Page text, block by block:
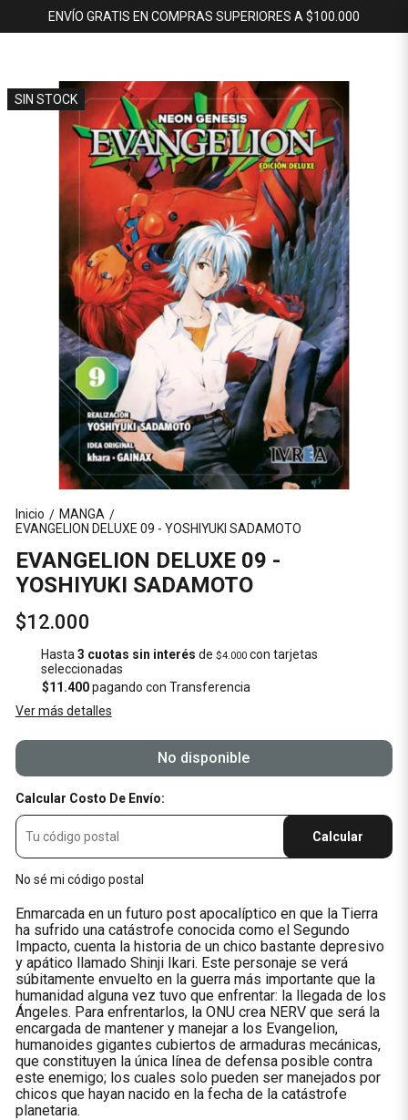
ENVÍO GRATIS EN COMPRAS SUPERIORES A $100.000
SIN STOCK
Inicio / MANGA /
EVANGELION DELUXE 09 - YOSHIYUKI SADAMOTO
EVANGELION DELUXE 09 -
YOSHIYUKI SADAMOTO
$12.000
Hasta3 cuotas sin interés de$4.000 con tarjetas
seleccionadas
$11.400pagando con Transferencia
Ver más detalles
No disponible
Calcular Costo De Envío:
Calcular
No sé mi código postal
Enmarcada en un futuro post apocalíptico en que la Tierra
ha sufrido una catástrofe conocida como el Segundo
Impacto, cuenta la historia de un chico bastante depresivo
y apático llamado Shinji Ikari. Este personaje se verá
súbitamente envuelto en la guerra más importante que la
humanidad alguna vez tuvo que enfrentar: la llegada de los
Ángeles. Para enfrentarlos, la ONU crea NERV que será la
encargada de mantener y manejar a los Evangelion,
humanoides gigantes cubiertos de armaduras mecánicas,
que constituyen la única línea de defensa posible contra
este enemigo; los cuales solo pueden ser manejados por
chicos que hayan nacido en la fecha de la catástrofe
planetaria.